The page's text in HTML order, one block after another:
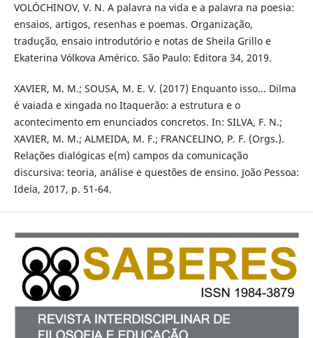
VOLÓCHINOV, V. N. A palavra na vida e a palavra na poesia:
ensaios, artigos, resenhas e poemas. Organização,
tradução, ensaio introdutório e notas de Sheila Grillo e
Ekaterina Vólkova Américo. São Paulo: Editora 34, 2019.
XAVIER, M. M.; SOUSA, M. E. V. (2017) Enquanto isso... Dilma
é vaiada e xingada no Itaquerão: a estrutura e o
acontecimento em enunciados concretos. In: SILVA, F. N.;
XAVIER, M. M.; ALMEIDA, M. F.; FRANCELINO, P. F. (Orgs.).
Relações dialógicas e(m) campos da comunicação
discursiva: teoria, análise e questões de ensino. João Pessoa:
Ideia, 2017, p. 51-64.